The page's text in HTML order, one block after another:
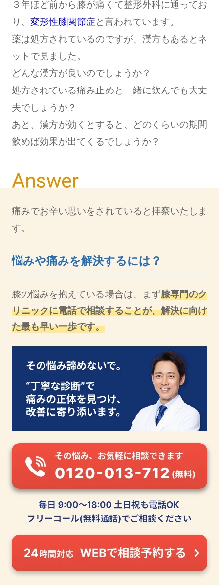
３年ほど前から膝が痛くて整形外科に通ってお
り、 変形性膝関節症と言われています。
薬は処方されているのですが、漢方もあるとネ
ットで見ました。
どんな漢方が良いのでしょうか？
処方されている痛み止めと一緒に飲んでも大丈
夫でしょうか？
あと、漢方が効くとすると、どのくらいの期間
飲めば効果が出てくるでしょうか？
痛みでお辛い思いをされていると拝察いたしま
す。
悩みや痛みを解決するには？
膝の悩みを抱えている場合は、まず膝専門のク
リニックに電話で相談することが、解決に向け
た最も早い一歩です。